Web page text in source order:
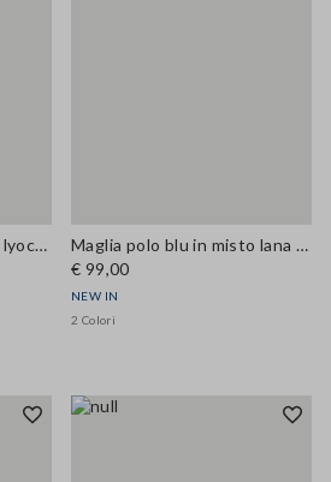
Maglia marrone in misto lyocell e seta fitted
Maglia polo blu in misto lana e cashmere regular fit
€ 99,00
NEW IN
2 Colori